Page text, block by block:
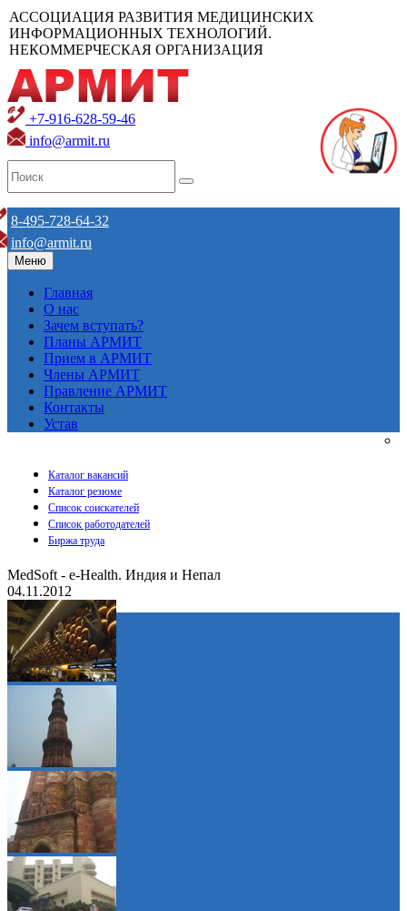
АССОЦИАЦИЯ РАЗВИТИЯ МЕДИЦИНСКИХ
ИНФОРМАЦИОННЫХ ТЕХНОЛОГИЙ.
НЕКОММЕРЧЕСКАЯ ОРГАНИЗАЦИЯ
+7-916-628-59-46
info@armit.ru
8-495-728-64-32
info@armit.ru
Меню
Главная
О нас
Зачем вступать?
Планы АРМИТ
Прием в АРМИТ
Члены АРМИТ
Правление АРМИТ
Контакты
Устав
Каталог вакансий
Каталог резюме
Список соискателей
Список работодателей
Биржа труда
MedSoft - e-Health. Индия и Непал
04.11.2012